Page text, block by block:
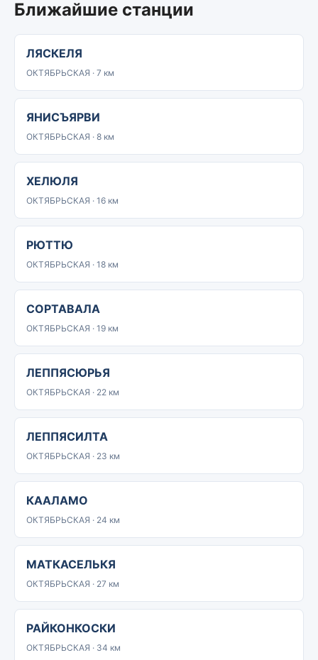
Ближайшие станции
ЛЯСКЕЛЯ
ОКТЯБРЬСКАЯ · 7 км
ЯНИСЪЯРВИ
ОКТЯБРЬСКАЯ · 8 км
ХЕЛЮЛЯ
ОКТЯБРЬСКАЯ · 16 км
РЮТТЮ
ОКТЯБРЬСКАЯ · 18 км
СОРТАВАЛА
ОКТЯБРЬСКАЯ · 19 км
ЛЕППЯСЮРЬЯ
ОКТЯБРЬСКАЯ · 22 км
ЛЕППЯСИЛТА
ОКТЯБРЬСКАЯ · 23 км
КААЛАМО
ОКТЯБРЬСКАЯ · 24 км
МАТКАСЕЛЬКЯ
ОКТЯБРЬСКАЯ · 27 км
РАЙКОНКОСКИ
ОКТЯБРЬСКАЯ · 34 км